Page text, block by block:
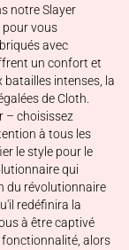
notre Slayer
pour vous
avec
un confort et
batailles intenses, la
de Cloth.
– choisissez
à tous les
le style pour le
qui
du révolutionnaire
redéfinira la
à être captivé
fonctionnalité, alors